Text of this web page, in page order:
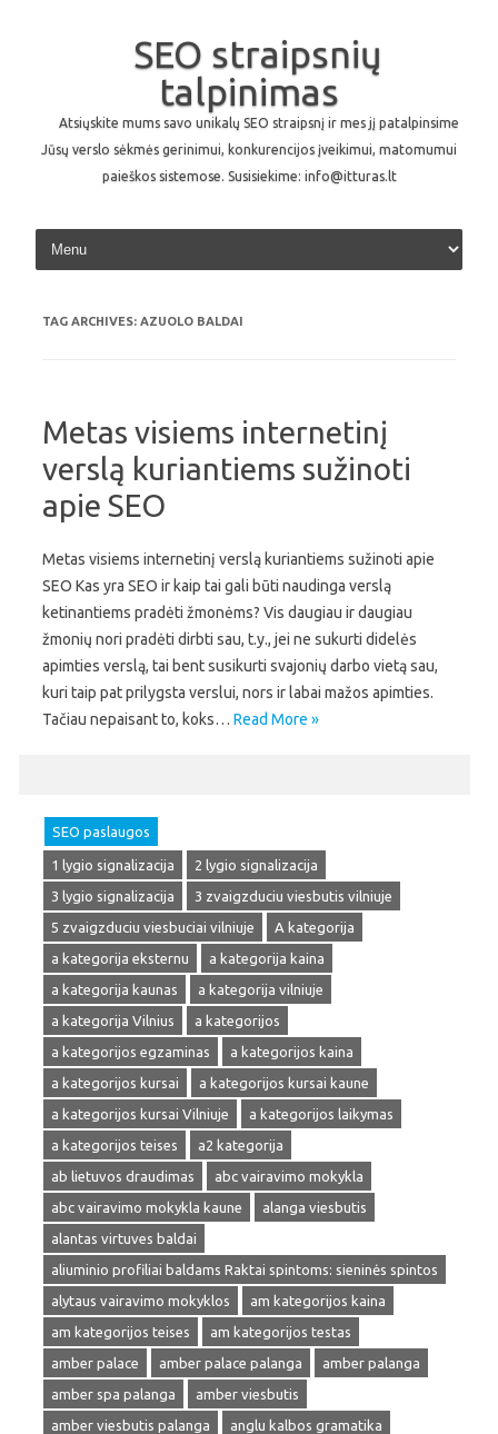
SEO straipsnių
talpinimas
Atsiųskite mums savo unikalų SEO straipsnį ir mes jį patalpinsime
Jūsų verslo sėkmės gerinimui, konkurencijos įveikimui, matomumui
paieškos sistemose. Susisiekime: info@itturas.lt
Skip to content
TAG ARCHIVES: AZUOLO BALDAI
Metas visiems internetinį
verslą kuriantiems sužinoti
apie SEO
Metas visiems internetinį verslą kuriantiems sužinoti apie
SEO Kas yra SEO ir kaip tai gali būti naudinga verslą
ketinantiems pradėti žmonėms? Vis daugiau ir daugiau
žmonių nori pradėti dirbti sau, t.y., jei ne sukurti didelės
apimties verslą, tai bent susikurti svajonių darbo vietą sau,
kuri taip pat prilygsta verslui, nors ir labai mažos apimties.
Tačiau nepaisant to, koks… Read More »
SEO paslaugos
1 lygio signalizacija
2 lygio signalizacija
3 lygio signalizacija
3 zvaigzduciu viesbutis vilniuje
5 zvaigzduciu viesbuciai vilniuje
A kategorija
a kategorija eksternu
a kategorija kaina
a kategorija kaunas
a kategorija vilniuje
a kategorija Vilnius
a kategorijos
a kategorijos egzaminas
a kategorijos kaina
a kategorijos kursai
a kategorijos kursai kaune
a kategorijos kursai Vilniuje
a kategorijos laikymas
a kategorijos teises
a2 kategorija
ab lietuvos draudimas
abc vairavimo mokykla
abc vairavimo mokykla kaune
alanga viesbutis
alantas virtuves baldai
aliuminio profiliai baldams Raktai spintoms: sieninės spintos
alytaus vairavimo mokyklos
am kategorijos kaina
am kategorijos teises
am kategorijos testas
amber palace
amber palace palanga
amber palanga
amber spa palanga
amber viesbutis
amber viesbutis palanga
anglu kalbos gramatika